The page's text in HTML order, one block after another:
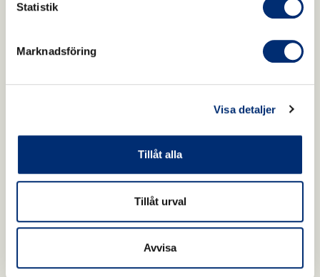
Statistik
Marknadsföring
Visa detaljer
Tillåt alla
Tillåt urval
Avvisa